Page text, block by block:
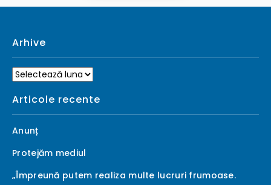
Arhive
Arhive
Articole recente
Anunț
Protejăm mediul
„Împreună putem realiza multe lucruri frumoase.